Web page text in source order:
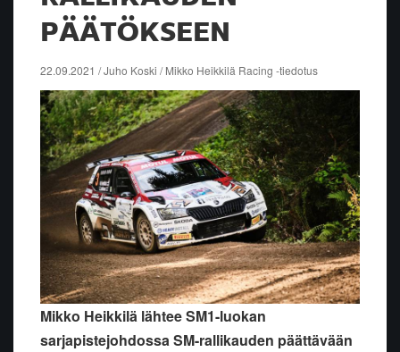
PÄÄTÖKSEEN
22.09.2021 / Juho Koski / Mikko Heikkilä Racing -tiedotus
Mikko Heikkilä lähtee SM1-luokan
sarjapistejohdossa SM-rallikauden päättävään